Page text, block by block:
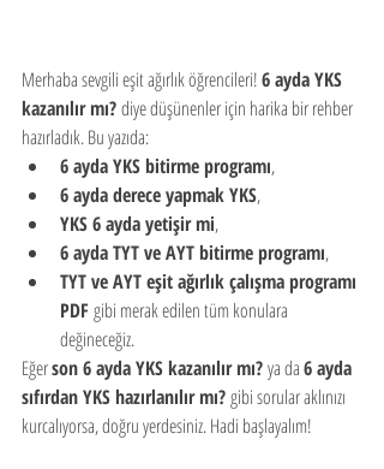
Merhaba sevgili eşit ağırlık öğrencileri! 6 ayda YKS
kazanılır mı? diye düşünenler için harika bir rehber
hazırladık. Bu yazıda:
6 ayda YKS bitirme programı,
6 ayda derece yapmak YKS,
YKS 6 ayda yetişir mi,
6 ayda TYT ve AYT bitirme programı,
TYT ve AYT eşit ağırlık çalışma programı
PDF gibi merak edilen tüm konulara
değineceğiz.
Eğer son 6 ayda YKS kazanılır mı? ya da 6 ayda
sıfırdan YKS hazırlanılır mı? gibi sorular aklınızı
kurcalıyorsa, doğru yerdesiniz. Hadi başlayalım!